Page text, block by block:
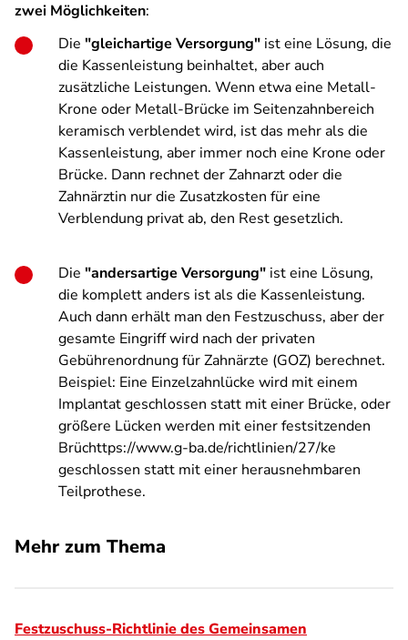
zwei Möglichkeiten:
Die "gleichartige Versorgung" ist eine Lösung, die
die Kassenleistung beinhaltet, aber auch
zusätzliche Leistungen. Wenn etwa eine Metall-
Krone oder Metall-Brücke im Seitenzahnbereich
keramisch verblendet wird, ist das mehr als die
Kassenleistung, aber immer noch eine Krone oder
Brücke. Dann rechnet der Zahnarzt oder die
Zahnärztin nur die Zusatzkosten für eine
Verblendung privat ab, den Rest gesetzlich.
Die "andersartige Versorgung" ist eine Lösung,
die komplett anders ist als die Kassenleistung.
Auch dann erhält man den Festzuschuss, aber der
gesamte Eingriff wird nach der privaten
Gebührenordnung für Zahnärzte (GOZ) berechnet.
Beispiel: Eine Einzelzahnlücke wird mit einem
Implantat geschlossen statt mit einer Brücke, oder
größere Lücken werden mit einer festsitzenden
Brüchttps://www.g-ba.de/richtlinien/27/ke
geschlossen statt mit einer herausnehmbaren
Teilprothese.
Mehr zum Thema
Festzuschuss-Richtlinie des Gemeinsamen